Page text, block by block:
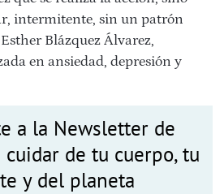
intermitente, sin un patrón
Blázquez Álvarez,
en ansiedad, depresión y
a la Newsletter de
de tu cuerpo, tu
y del planeta